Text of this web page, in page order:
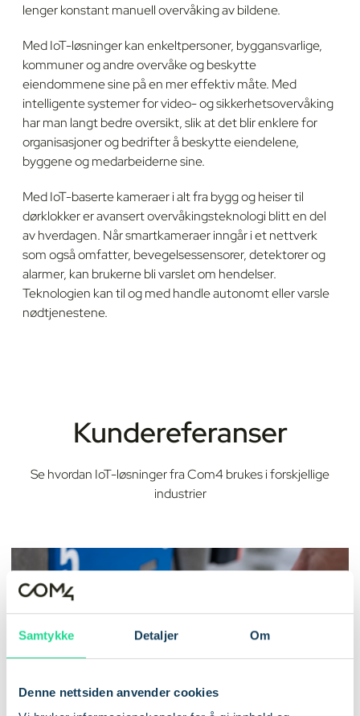
Samtykke Detaljer Om
Denne nettsiden anvender cookies
lenger konstant manuell overvåking av bildene.
Med IoT-løsninger kan enkeltpersoner, byggansvarlige,
kommuner og andre overvåke og beskytte
eiendommene sine på en mer effektiv måte. Med
intelligente systemer for video- og sikkerhetsovervåking
har man langt bedre oversikt, slik at det blir enklere for
organisasjoner og bedrifter å beskytte eiendelene,
byggene og medarbeiderne sine.
Med IoT-baserte kameraer i alt fra bygg og heiser til
dørklokker er avansert overvåkingsteknologi blitt en del
av hverdagen. Når smartkameraer inngår i et nettverk
som også omfatter, bevegelsessensorer, detektorer og
alarmer, kan brukerne bli varslet om hendelser.
Teknologien kan til og med handle autonomt eller varsle
nødtjenestene.
Kundereferanser
Se hvordan IoT-løsninger fra Com4 brukes i forskjellige
industrier